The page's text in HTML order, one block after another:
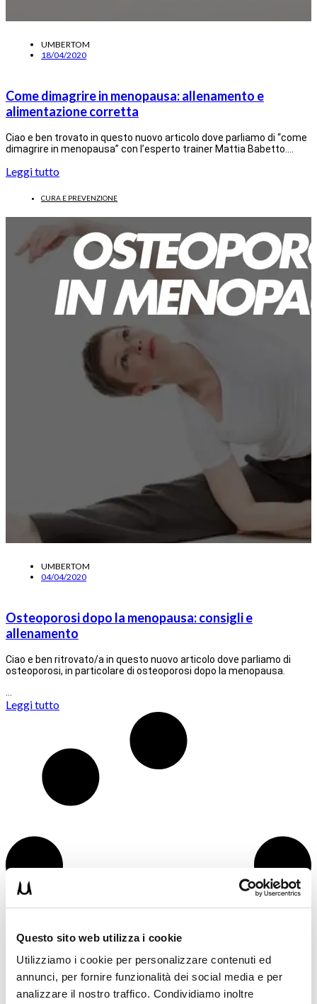
Questo sito web utilizza i cookie
Utilizziamo i cookie per personalizzare contenuti ed
annunci, per fornire funzionalità dei social media e per
analizzare il nostro traffico. Condividiamo inoltre
UMBERTOM
18/04/2020
Come dimagrire in menopausa: allenamento e
alimentazione corretta
Ciao e ben trovato in questo nuovo articolo dove parliamo di “come
dimagrire in menopausa” con l’esperto trainer Mattia Babetto.…
Leggi tutto
CURA E PREVENZIONE
UMBERTOM
04/04/2020
Osteoporosi dopo la menopausa: consigli e
allenamento
Ciao e ben ritrovato/a in questo nuovo articolo dove parliamo di
osteoporosi, in particolare di osteoporosi dopo la menopausa.
Leggi tutto